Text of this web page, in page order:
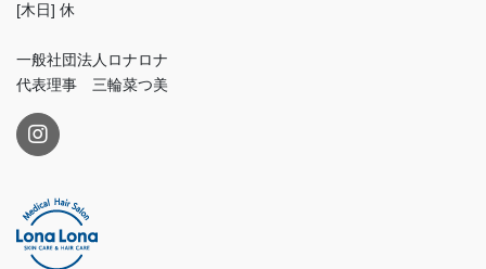
[木日] 休
一般社団法人ロナロナ
代表理事 三輪菜つ美